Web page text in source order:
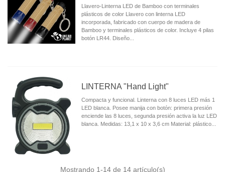
Llavero-Linterna LED de Bamboo con terminales
plásticos de color Llavero con linterna LED
incorporada, fabricado con cuerpo de madera de
Bamboo y terminales plásticos de color. Incluye 4 pilas
botón LR44. Diseño...
LINTERNA "Hand Light"
Compacta y funcional. Linterna con 8 luces LED más 1
LED blanca. Posee manija con botón: primera presión
enciende las 8 luces, segunda presión activa la luz LED
blanca. Medidas: 13,1 x 10 x 3,6 cm Material: plástico...
Mostrando 1-14 de 14 artículo(s)